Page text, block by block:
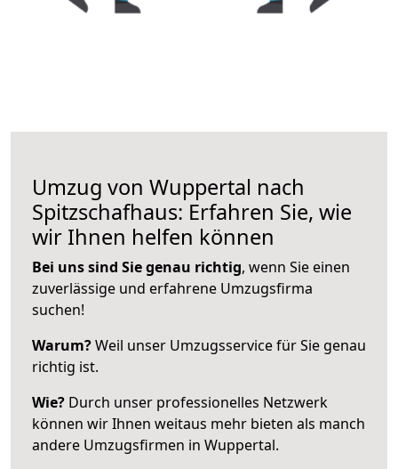
Umzug von Wuppertal nach
Spitzschafhaus: Erfahren Sie, wie
wir Ihnen helfen können
Bei uns sind Sie genau richtig, wenn Sie einen
zuverlässige und erfahrene Umzugsfirma
suchen!
Warum?Weil unser Umzugsservice für Sie genau
richtig ist.
Wie? Durch unser professionelles Netzwerk
können wir Ihnen weitaus mehr bieten als manch
andere Umzugsfirmen in Wuppertal.